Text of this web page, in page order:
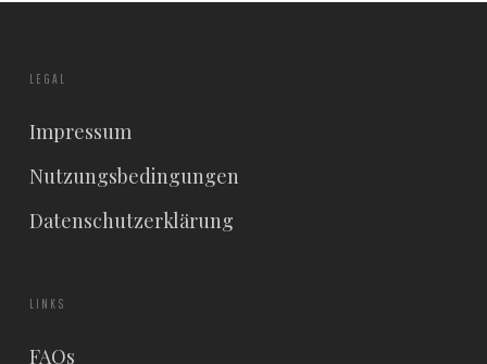
LEGAL
Impressum
Nutzungsbedingungen
Datenschutzerklärung
LINKS
FAQs